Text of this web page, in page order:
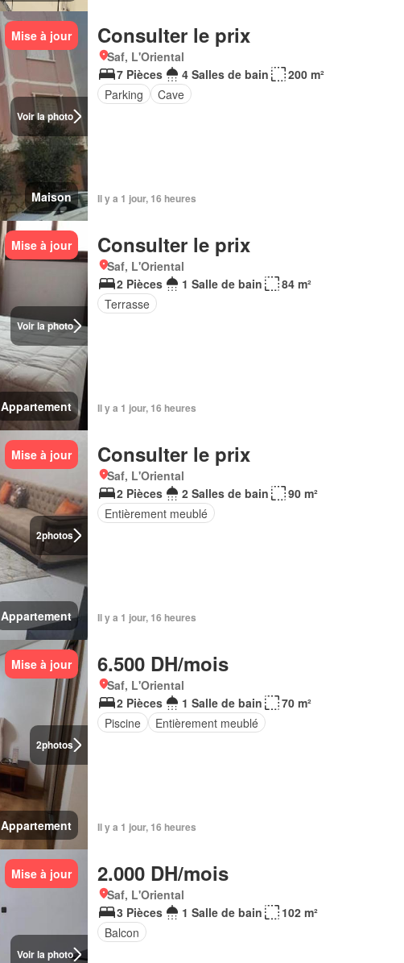
Voir la photo
Mise à jour
Maison
Consulter le prix
Saf, L'Oriental
7 Pièces
4 Salles de bain
200 m²
Parking
Cave
Il y a 1 jour, 16 heures
Voir la photo
Mise à jour
Appartement
Consulter le prix
Saf, L'Oriental
2 Pièces
1 Salle de bain
84 m²
Terrasse
Il y a 1 jour, 16 heures
2photos
Mise à jour
Appartement
Consulter le prix
Saf, L'Oriental
2 Pièces
2 Salles de bain
90 m²
Entièrement meublé
Il y a 1 jour, 16 heures
2photos
Mise à jour
Appartement
6.500 DH/mois
Saf, L'Oriental
2 Pièces
1 Salle de bain
70 m²
Piscine
Entièrement meublé
Il y a 1 jour, 16 heures
Voir la photo
Mise à jour 2.000 DH/mois
Saf, L'Oriental
3 Pièces
1 Salle de bain
102 m²
Balcon